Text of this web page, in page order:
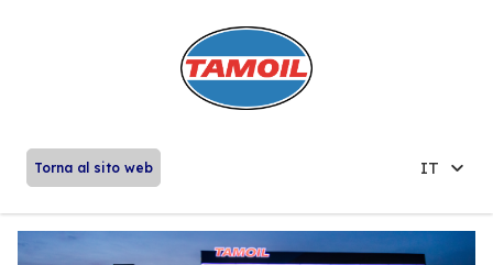
Torna al sito web IT